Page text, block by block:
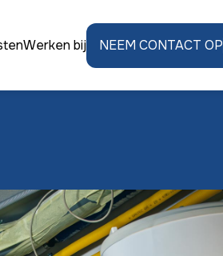
Werken bij NEEM CONTACT OP